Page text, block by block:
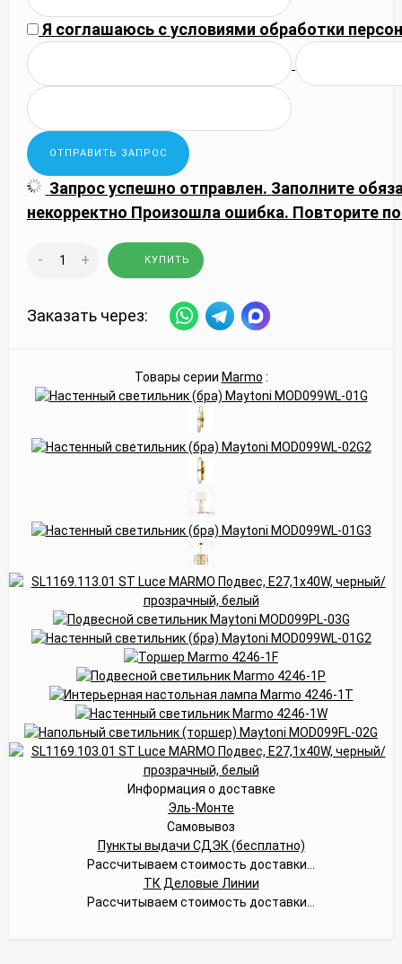
Я соглашаюсь сусловиями обработки
Запрос успешно отправлен. Заполните
некорректно Произошла ошибка. Повторите
- + КУПИТЬ
Заказать через:
Товары серии Marmo :
Информация о доставке
Эль-Монте
Самовывоз
Пункты выдачи СДЭК (бесплатно)
Рассчитываем стоимость доставки...
ТК Деловые Линии
Рассчитываем стоимость доставки...